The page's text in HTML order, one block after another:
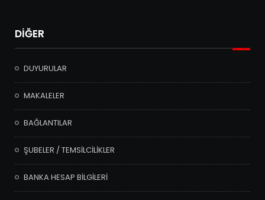
DİĞER
DUYURULAR
MAKALELER
BAĞLANTILAR
ŞUBELER / TEMSİLCİLİKLER
BANKA HESAP BİLGİLERİ